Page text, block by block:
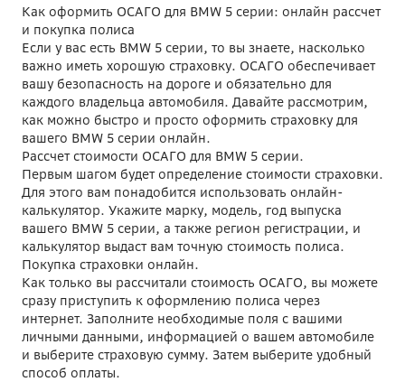
Как оформить ОСАГО для BMW 5 серии: онлайн рассчет
и покупка полиса
Если у вас есть BMW 5 серии, то вы знаете, насколько
важно иметь хорошую страховку. ОСАГО обеспечивает
вашу безопасность на дороге и обязательно для
каждого владельца автомобиля. Давайте рассмотрим,
как можно быстро и просто оформить страховку для
вашего BMW 5 серии онлайн.
Рассчет стоимости ОСАГО для BMW 5 серии.
Первым шагом будет определение стоимости страховки.
Для этого вам понадобится использовать онлайн-
калькулятор. Укажите марку, модель, год выпуска
вашего BMW 5 серии, а также регион регистрации, и
калькулятор выдаст вам точную стоимость полиса.
Покупка страховки онлайн.
Как только вы рассчитали стоимость ОСАГО, вы можете
сразу приступить к оформлению полиса через
интернет. Заполните необходимые поля с вашими
личными данными, информацией о вашем автомобиле
и выберите страховую сумму. Затем выберите удобный
способ оплаты.